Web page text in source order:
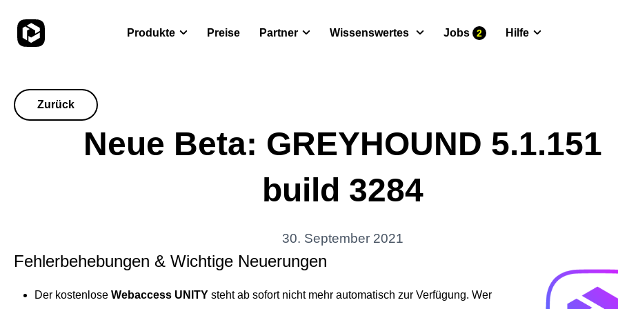
Produkte Preise Partner Wissenswertes Jobs 2 Hilfe
Zurück
Neue Beta: GREYHOUND 5.1.151
build 3284
30. September 2021
Fehlerbehebungen & Wichtige Neuerungen
Der kostenlose Webaccess UNITY steht ab sofort nicht mehr automatisch zur Verfügung. Wer